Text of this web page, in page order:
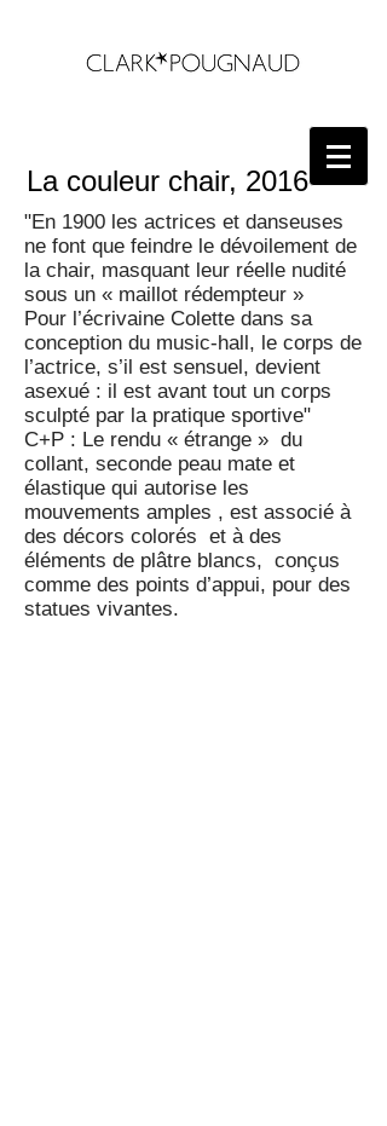
La couleur chair, 2016
"En 1900 les actrices et danseuses
ne font que feindre le dévoilement de
la chair, masquant leur réelle nudité
sous un « maillot rédempteur »
Pour l’écrivaine Colette dans sa
conception du music-hall, le corps de
l’actrice, s’il est sensuel, devient
asexué : il est avant tout un corps
sculpté par la pratique sportive"
C+P : Le rendu « étrange » du
collant, seconde peau mate et
élastique qui autorise les
mouvements amples , est associé à
des décors colorés et à des
éléments de plâtre blancs, conçus
comme des points d’appui, pour des
statues vivantes.